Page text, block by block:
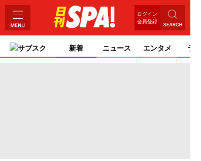
ログイン
会員登録
サブスク 新着 ニュース エンタメ ライ